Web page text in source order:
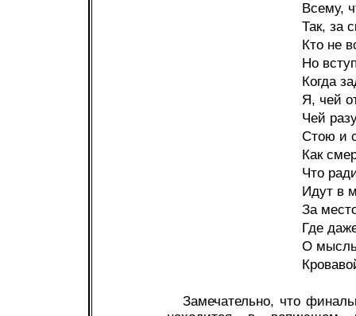
Всему,
Так, за
Кто не
Но
Когда
Я, чей
Чей
Стою и
Как
Что
Идут в
За
Где
О
Замечательно, что